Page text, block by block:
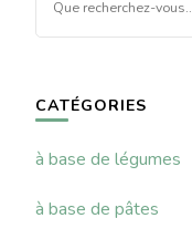
recherchiez
CATÉGORIES
à base de légumes
à base de pâtes